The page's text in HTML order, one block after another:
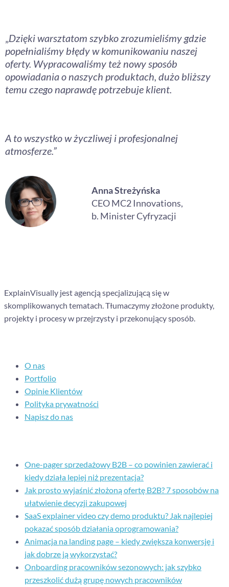
„Dzięki warsztatom szybko zrozumieliśmy gdzie
popełnialiśmy błędy w komunikowaniu naszej
oferty. Wypracowaliśmy też nowy sposób
opowiadania o naszych produktach, dużo bliższy
temu czego naprawdę potrzebuje klient.
A to wszystko w życzliwej i profesjonalnej
atmosferze.”
Anna Streżyńska
CEO MC2 Innovations,
b. Minister Cyfryzacji
ExplainVisually jest agencją specjalizującą się w
skomplikowanych tematach. Tłumaczymy złożone produkty,
projekty i procesy w przejrzysty i przekonujący sposób.
O nas
Portfolio
Opinie Klientów
Polityka prywatności
Napisz do nas
One-pager sprzedażowy B2B – co powinien zawierać i
kiedy działa lepiej niż prezentacja?
Jak prosto wyjaśnić złożoną ofertę B2B? 7 sposobów na
ułatwienie decyzji zakupowej
SaaS explainer video czy demo produktu? Jak najlepiej
pokazać sposób działania oprogramowania?
Animacja na landing page – kiedy zwiększa konwersję i
jak dobrze ją wykorzystać?
Onboarding pracowników sezonowych: jak szybko
przeszkolić dużą grupę nowych pracowników